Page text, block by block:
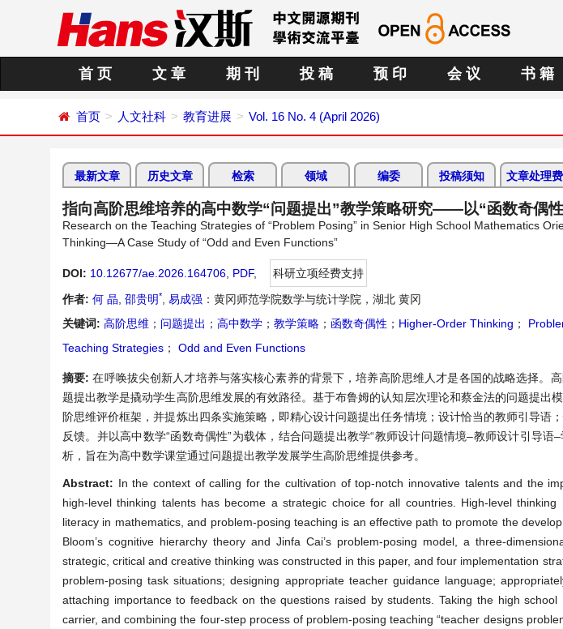
首 页 文 章 期 刊 投 稿 预 印 会 议 书 籍
首页 人文社科 教育进展 Vol. 16 No. 4 (April 2026)
最新文章 历史文章 检索 领域 编委 投稿须知 文章处理费
指向高阶思维培养的高中数学“问题提出”教学策略研究——以“函数奇偶
Research on the Teaching Strategies of “Problem Posing” in Senior High School Mathematics
Thinking—A Case Study of “Odd and Even Functions”
DOI: 10.12677/ae.2026.164706 PDF,
科研立项经费支持
作者: 何 晶 邵贵明* 易成强 ：黄冈师范学院数学与统计学院，湖北 黄冈
关键词: 高阶思维 ； 问题提出 ； 高中数学 ； 教学策略 ； 函数奇偶性 ； Higher-Order Thinking ；
Teaching Strategies ； Odd and Even Functions
摘要:在呼唤拔尖创新人才培养与落实核心素养的背景下，培养高阶思维人才是各国的战略选择。
题提出教学是撬动学生高阶思维发展的有效路径。基于布鲁姆的认知层次理论和蔡金法的问题提出
阶思维评价框架，并提炼出四条实施策略，即精心设计问题提出任务情境；设计恰当的教师引导语
反馈。并以高中数学“函数奇偶性”为载体，结合问题提出教学“教师设计问题情境–教师设计引导
析，旨在为高中数学课堂通过问题提出教学发展学生高阶思维提供参考。
Abstract: In the context of calling for the cultivation of top-notch innovative talents and the
high-level thinking talents has become a strategic choice for all countries. High-level
literacy in mathematics, and problem-posing teaching is an effective path to promote the
Bloom’s cognitive hierarchy theory and Jinfa Cai’s problem-posing model, a three-
strategic, critical and creative thinking was constructed in this paper, and four implementation
problem-posing task situations; designing appropriate teacher guidance language;
attaching importance to feedback on the questions raised by students. Taking the high
carrier, and combining the four-step process of problem-posing teaching “teacher designs